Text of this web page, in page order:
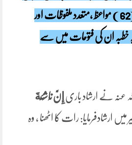
والفیض الرحمانی‘‘باسٹھ (62 ) مواعظ ،متعدد ملفوظات اور
خطبہ ان کی فتوحات میں سے
عنہ نے ارشاد باری إِنَّ نَاشِئَةَ
میں ارشادفرمایا: رات کا اٹھنا ، وہ